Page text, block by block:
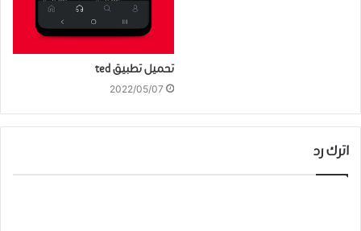
تحميل تطبيق ted
2022/05/07
اترك رد